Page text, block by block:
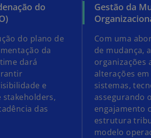
do
do plano de
da
dará
e
stakeholders,
das
Gestão da
Com uma
de mudança,
organizações
alterações
sistemas,
assegurando
engajamento
estrutura
modelo